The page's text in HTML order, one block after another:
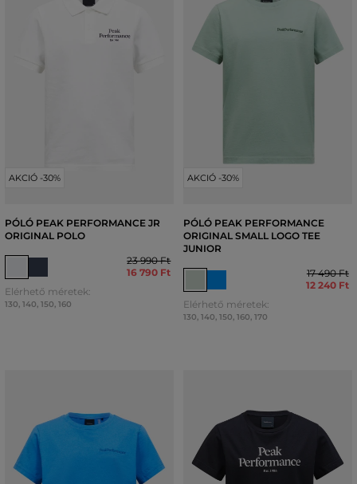
AKCIÓ -30%
PÓLÓ PEAK PERFORMANCE JR
ORIGINAL POLO
23 990 Ft
16 790 Ft
Elérhető méretek:
130, 140, 150, 160
AKCIÓ -30%
PÓLÓ PEAK PERFORMANCE
ORIGINAL SMALL LOGO TEE
JUNIOR
17 490 Ft
12 240 Ft
Elérhető méretek:
130, 140, 150, 160, 170